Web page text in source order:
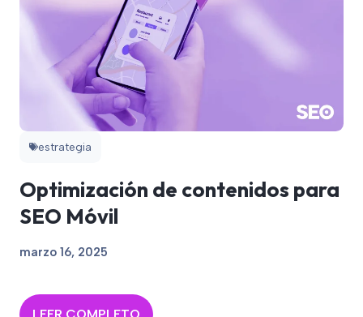
estrategia
Optimización de contenidos para
SEO Móvil
marzo 16, 2025